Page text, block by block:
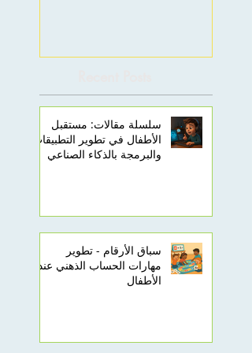
سلسلة مقالات: مستقبل
الأطفال في تطوير التطبيقات
والبرمجة بالذكاء الصناعي
سباق الأرقام - تطوير
مهارات الحساب الذهني عند
الأطفال